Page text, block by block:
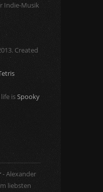
Indie-Musik
Created
isSpooky
- Alexander
liebsten